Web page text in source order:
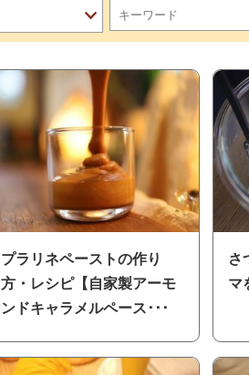
プラリネペーストの作り
方・レシピ【自家製アーモ
ンドキャラメルペース･･･
さ
マ